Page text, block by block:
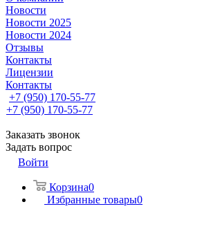
Новости
Новости 2025
Новости 2024
Отзывы
Контакты
Лицензии
Контакты
+7 (950) 170-55-77
+7 (950) 170-55-77
Заказать звонок
Задать вопрос
Войти
Корзина0
Избранные товары0